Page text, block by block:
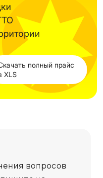
полный прайс
XLS
вопросов